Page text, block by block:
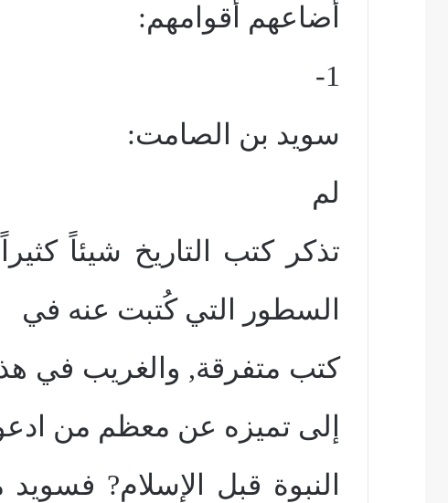
أضاعهم أقوامهم:
1-
سويد بن الصامت:
لم
تذكر كتب التاريخ شيئاً
السطور التي كُتبت عنه في
كتب متفرقة, والغريب في
إلى تميزه عن معظم من
النبوة قبل الإسلام?